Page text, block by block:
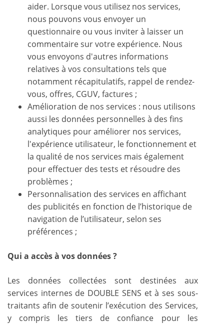
aider. Lorsque vous utilisez nos services,
nous pouvons vous envoyer un
questionnaire ou vous inviter à laisser un
commentaire sur votre expérience. Nous
vous envoyons d'autres informations
relatives à vos consultations tels que
notamment récapitulatifs, rappel de rendez-
vous, offres, CGUV, factures ;
Amélioration de nos services : nous utilisons
aussi les données personnelles à des fins
analytiques pour améliorer nos services,
l'expérience utilisateur, le fonctionnement et
la qualité de nos services mais également
pour effectuer des tests et résoudre des
problèmes ;
Personnalisation des services en affichant
des publicités en fonction de l’historique de
navigation de l’utilisateur, selon ses
préférences ;
Qui a accès à vos données ?
Les données collectées sont destinées aux
services internes de DOUBLE SENS et à ses sous-
traitants afin de soutenir l’exécution des Services,
y compris les tiers de confiance pour les